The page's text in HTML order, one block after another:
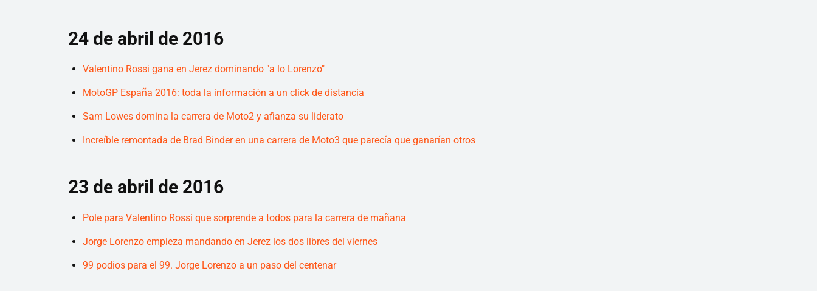
24 de abril de 2016
Valentino Rossi gana en Jerez dominando "a lo Lorenzo"
MotoGP España 2016: toda la información a un click de distancia
Sam Lowes domina la carrera de Moto2 y afianza su liderato
Increíble remontada de Brad Binder en una carrera de Moto3 que parecía que ganarían otros
23 de abril de 2016
Pole para Valentino Rossi que sorprende a todos para la carrera de mañana
Jorge Lorenzo empieza mandando en Jerez los dos libres del viernes
99 podios para el 99. Jorge Lorenzo a un paso del centenar